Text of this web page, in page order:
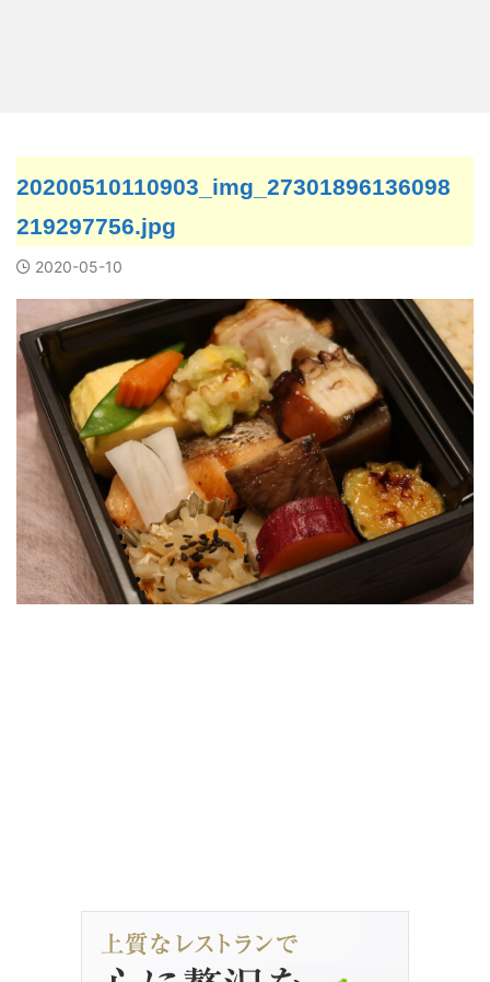
20200510110903_img_27301896136098
219297756.jpg
2020-05-10